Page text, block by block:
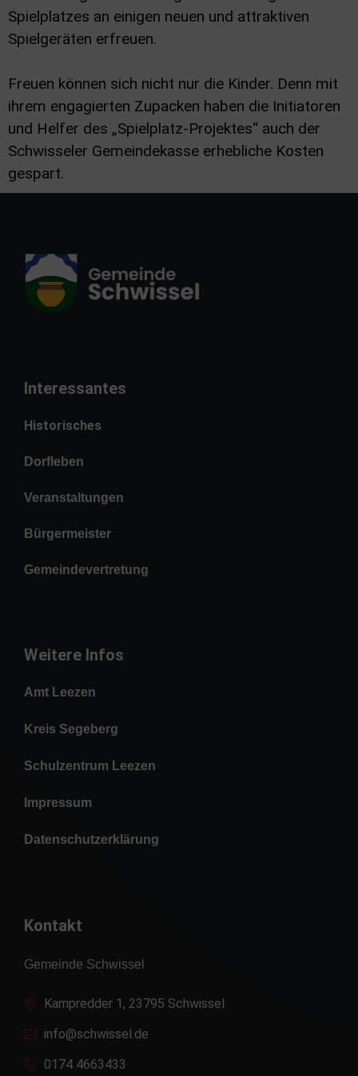
Spielplatzes an einigen neuen und attraktiven
Spielgeräten erfreuen.
Freuen können sich nicht nur die Kinder. Denn mit
ihrem engagierten Zupacken haben die Initiatoren
und Helfer des „Spielplatz-Projektes“ auch der
Schwisseler Gemeindekasse erhebliche Kosten
gespart.
Interessantes
Historisches
Dorfleben
Veranstaltungen
Bürgermeister
Gemeindevertretung
Weitere Infos
Amt Leezen
Kreis Segeberg
Schulzentrum Leezen
Impressum
Datenschutzerklärung
Kontakt
Gemeinde Schwissel
Kampredder 1, 23795 Schwissel
info@schwissel.de
0174 4663433